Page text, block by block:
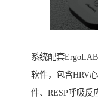
系统配套
软件，包含HRV
件、RESP呼吸反